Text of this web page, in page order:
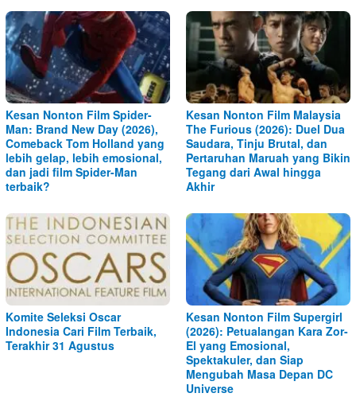
Kesan Nonton Film Spider-
Man: Brand New Day (2026),
Comeback Tom Holland yang
lebih gelap, lebih emosional,
dan jadi film Spider-Man
terbaik?
Kesan Nonton Film Malaysia
The Furious (2026): Duel Dua
Saudara, Tinju Brutal, dan
Pertaruhan Maruah yang Bikin
Tegang dari Awal hingga
Akhir
Komite Seleksi Oscar
Indonesia Cari Film Terbaik,
Terakhir 31 Agustus
Kesan Nonton Film Supergirl
(2026): Petualangan Kara Zor-
El yang Emosional,
Spektakuler, dan Siap
Mengubah Masa Depan DC
Universe